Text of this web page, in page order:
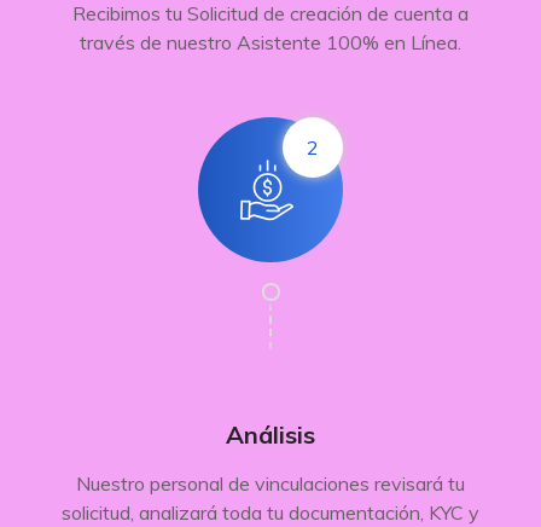
Recibimos tu Solicitud de creación de cuenta a
través de nuestro Asistente 100% en Línea.
2
Análisis
Nuestro personal de vinculaciones revisará tu
solicitud, analizará toda tu documentación, KYC y